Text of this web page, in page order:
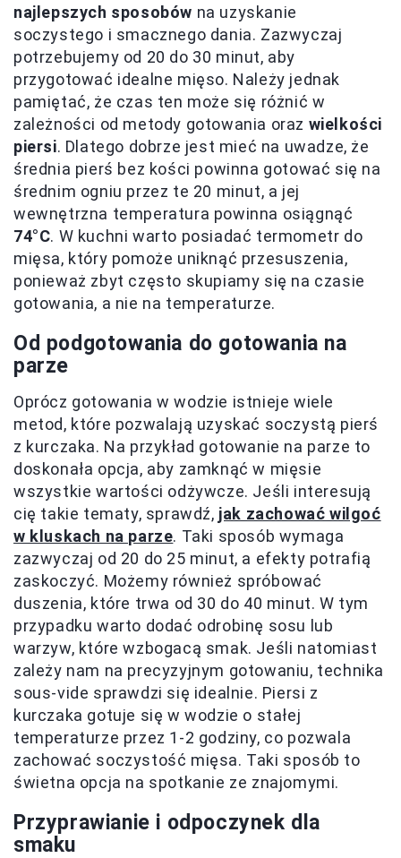
najlepszych sposobów na uzyskanie
soczystego i smacznego dania. Zazwyczaj
potrzebujemy od 20 do 30 minut, aby
przygotować idealne mięso. Należy jednak
pamiętać, że czas ten może się różnić w
zależności od metody gotowania oraz wielkości
piersi. Dlatego dobrze jest mieć na uwadze, że
średnia pierś bez kości powinna gotować się na
średnim ogniu przez te 20 minut, a jej
wewnętrzna temperatura powinna osiągnąć
74°C. W kuchni warto posiadać termometr do
mięsa, który pomoże uniknąć przesuszenia,
ponieważ zbyt często skupiamy się na czasie
gotowania, a nie na temperaturze.
Od podgotowania do gotowania na
parze
Oprócz gotowania w wodzie istnieje wiele
metod, które pozwalają uzyskać soczystą pierś
z kurczaka. Na przykład gotowanie na parze to
doskonała opcja, aby zamknąć w mięsie
wszystkie wartości odżywcze. Jeśli interesują
cię takie tematy, sprawdź, jak zachować wilgoć
w kluskach na parze. Taki sposób wymaga
zazwyczaj od 20 do 25 minut, a efekty potrafią
zaskoczyć. Możemy również spróbować
duszenia, które trwa od 30 do 40 minut. W tym
przypadku warto dodać odrobinę sosu lub
warzyw, które wzbogacą smak. Jeśli natomiast
zależy nam na precyzyjnym gotowaniu, technika
sous-vide sprawdzi się idealnie. Piersi z
kurczaka gotuje się w wodzie o stałej
temperaturze przez 1-2 godziny, co pozwala
zachować soczystość mięsa. Taki sposób to
świetna opcja na spotkanie ze znajomymi.
Przyprawianie i odpoczynek dla
smaku